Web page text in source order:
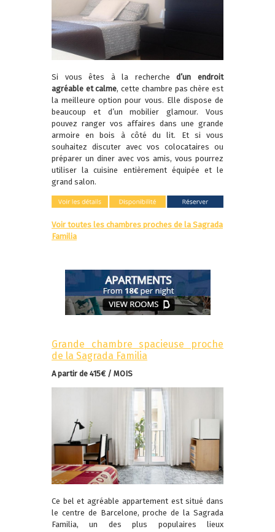
Si vous êtes à la recherched’un endroit
agréable et calme, cette chambre pas chère est
la meilleure option pour vous. Elle dispose de
beaucoup et d’un mobilier glamour. Vous
pouvez ranger vos affaires dans une grande
armoire en bois à côté du lit. Et si vous
souhaitez discuter avec vos colocataires ou
préparer un diner avec vos amis, vous pourrez
utiliser la cuisine entièrement équipée et le
grand salon.
Voir toutes les chambres proches de la Sagrada
Familia
Grande chambre spacieuse proche
de la Sagrada Familia
A partir de 415€ / MOIS
Ce bel et agréable appartement est situé dans
le centre de Barcelone, proche de la Sagrada
Familia, un des plus populaires lieux